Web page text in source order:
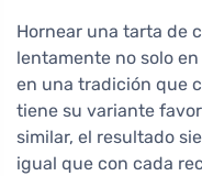
Hornear una tarta de
lentamente no solo
en una tradición que
tiene su variante
similar, el resultado
igual que con cada